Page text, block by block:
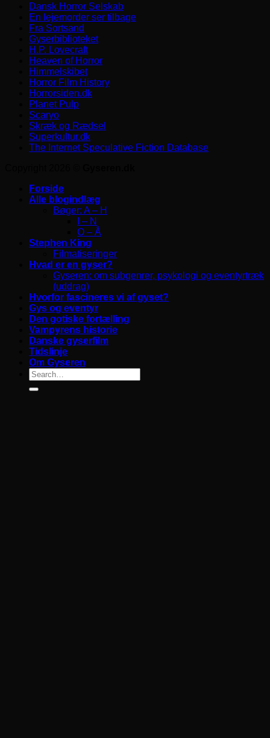
Dansk Horror Selskab
En lejemorder ser tilbage
Fra Sortsand
Gyserbiblioteket
H.P. Lovecraft
Heaven of Horror
Himmelskibet
Horror Film History
Horrorsiden.dk
Planet Pulp
Scaryo
Skræk og Rædsel
Superkultur.dk
The Internet Speculative Fiction Database
Forside
Alle blogindlæg
Bøger: A – H
I – N
O – Å
Stephen King
Filmatiseringer
Hvad er en gyser?
Gyseren: om subgenrer, psykologi og eventyrtræk
(uddrag)
Hvorfor fascineres vi af gyset?
Gys og eventyr
Den gotiske fortælling
Vampyrens historie
Danske gyserfilm
Tidslinje
Om Gyseren